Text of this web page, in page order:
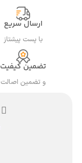
ارسال سریع
با پست پیشتاز
تضمین کیفیت
و تضمین اصالت